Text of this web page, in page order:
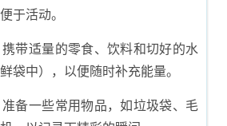
于活动。
带适量的零食、饮料和切好的水
袋中），以便随时补充能量。
备一些常用物品，如垃圾袋、毛